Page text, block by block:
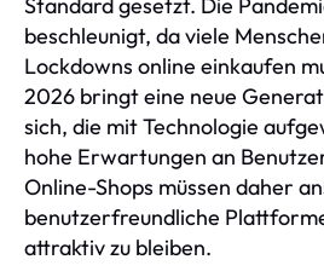
beschleunigt, da viele
Lockdowns online einkaufen
2026 bringt eine neue
sich, die mit Technologie
hohe Erwartungen an
Online-Shops müssen daher
benutzerfreundliche
attraktiv zu bleiben.